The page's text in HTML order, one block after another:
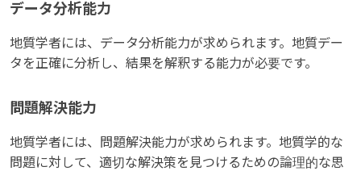
データ分析能力
地質学者には、データ分析能力が求められます。地質デー
タを正確に分析し、結果を解釈する能力が必要です。
問題解決能力
地質学者には、問題解決能力が求められます。地質学的な
問題に対して、適切な解決策を見つけるための論理的な思